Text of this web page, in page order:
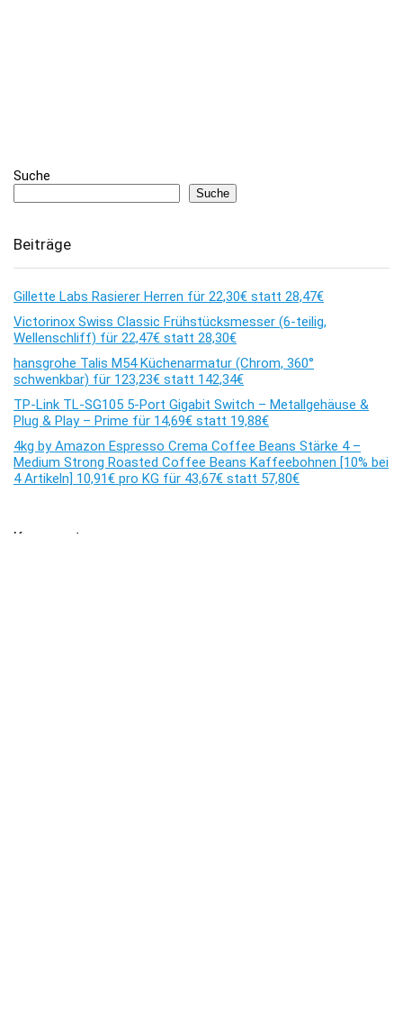
Suche
Suche
Beiträge
Gillette Labs Rasierer Herren für 22,30€ statt 28,47€
Victorinox Swiss Classic Frühstücksmesser (6-teilig,
Wellenschliff) für 22,47€ statt 28,30€
hansgrohe Talis M54 Küchenarmatur (Chrom, 360°
schwenkbar) für 123,23€ statt 142,34€
TP-Link TL-SG105 5-Port Gigabit Switch – Metallgehäuse &
Plug & Play – Prime für 14,69€ statt 19,88€
4kg by Amazon Espresso Crema Coffee Beans Stärke 4 –
Medium Strong Roasted Coffee Beans Kaffeebohnen [10% bei
4 Artikeln] 10,91€ pro KG für 43,67€ statt 57,80€
Kommentare